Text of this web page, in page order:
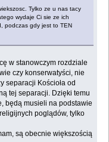
Tylko ze u nas tacy
wydaje Ci sie ze ich
podczas gdy jest to TEN
w stanowczym rozdziale
czy konserwatyści, nie
separacji Kościoła od
tej separacji. Dzięki temu
będą musieli na podstawie
poglądów, tylko
są obecnie większością